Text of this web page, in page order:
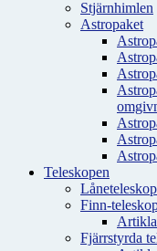
Stjärnhimlen
Astropaket
Teleskopen
Låneteleskop
Finn-
Fjärrstyrda